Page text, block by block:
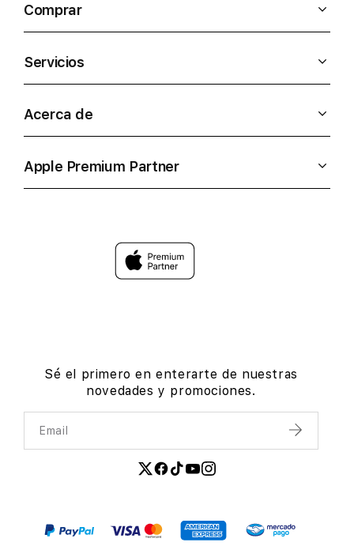
Comprar
Servicios
Acerca de
Apple Premium Partner
Sé el primero en enterarte de nuestras
novedades y promociones.
Email